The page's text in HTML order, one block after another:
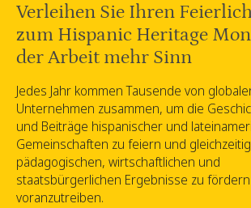
Verleihen Sie Ihren
zum Hispanic Heritage
der Arbeit mehr Sinn
Jedes Jahr kommen Tausende von
Unternehmen zusammen, um die
und Beiträge hispanischer und
Gemeinschaften zu feiern und
pädagogischen, wirtschaftlichen und
staatsbürgerlichen Ergebnisse zu
voranzutreiben.